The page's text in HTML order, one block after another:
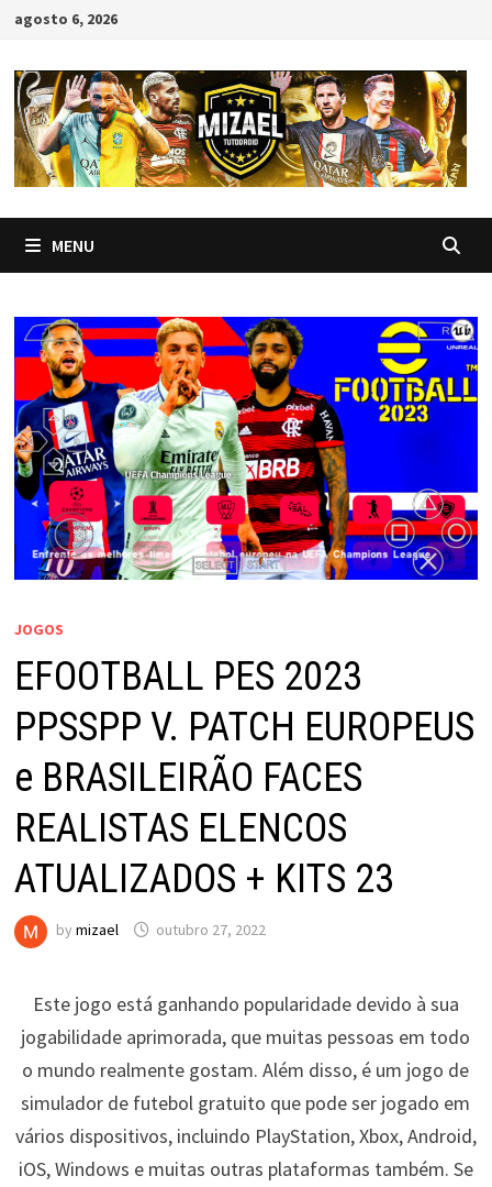
Skip
content
agosto 6, 2026
MENU
JOGOS
EFOOTBALL PES 2023
PPSSPP V. PATCH EUROPEUS
e BRASILEIRÃO FACES
REALISTAS ELENCOS
ATUALIZADOS + KITS 23
by mizael outubro 27, 2022
Este jogo está ganhando popularidade devido à sua
jogabilidade aprimorada, que muitas pessoas em todo
o mundo realmente gostam. Além disso, é um jogo de
simulador de futebol gratuito que pode ser jogado em
vários dispositivos, incluindo PlayStation, Xbox, Android,
iOS, Windows e muitas outras plataformas também. Se